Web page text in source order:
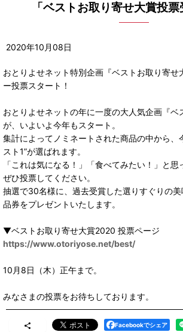
「ベストお取り寄せ大賞投票
2020年10 月08日
おとりよせネット特別企画『ベストお取り寄
ー投票スタート！
おとりよせネットの年に一度の大人気企画『ベ
が、いよいよ今年もスタート。
集計によってノミネートされた商品の中から、
スト1”が選ばれます。
「これは気になる！」「食べてみたい！」と思
ぜひ投票してください。
抽選で30名様に、過去受賞した選りすぐりの
品券をプレゼントいたします。
▼ベストお取り寄せ大賞2020 投票ページ
https://www.otoriyose.net/best/
10月8日（木）正午まで。
みなさまの投票をお待ちしております。
Facebookでシェア